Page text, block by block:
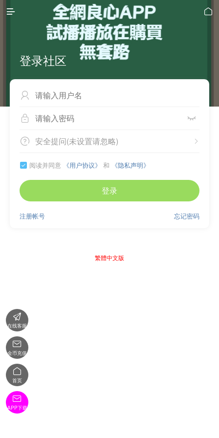
 
登录社区

 
 
安全提问(未设置请忽略)
 阅读并同意 《用户协议》 和 《隐私声明》
登录
忘记密码
注册帐号
繁體中文版

在线客服

金币充值

首页

APP下载